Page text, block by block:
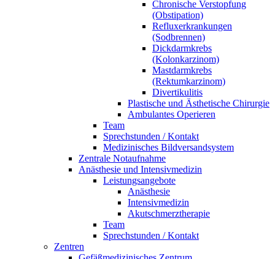
Chronische Verstopfung
(Obstipation)
Refluxerkrankungen
(Sodbrennen)
Dickdarmkrebs
(Kolonkarzinom)
Mastdarmkrebs
(Rektumkarzinom)
Divertikulitis
Plastische und Ästhetische Chirurgie
Ambulantes Operieren
Team
Sprechstunden / Kontakt
Medizinisches Bildversandsystem
Zentrale Notaufnahme
Anästhesie und Intensivmedizin
Leistungsangebote
Anästhesie
Intensivmedizin
Akutschmerztherapie
Team
Sprechstunden / Kontakt
Zentren